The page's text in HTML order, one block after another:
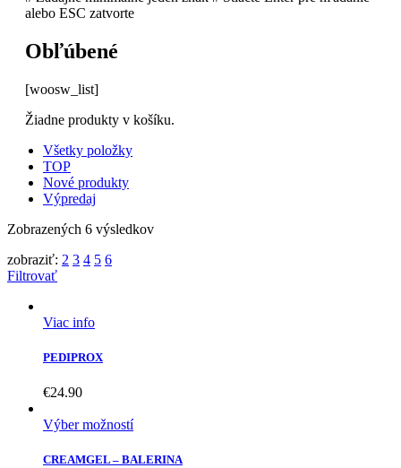
alebo ESC zatvorte
Obľúbené
[woosw_list]
Žiadne produkty v košíku.
Všetky položky
TOP
Nové produkty
Výpredaj
Zobrazených 6 výsledkov
zobraziť: 2 3 4 5 6
Filtrovať
Viac info
PEDIPROX
€24.90
Výber možností
CREAMGEL – BALERINA